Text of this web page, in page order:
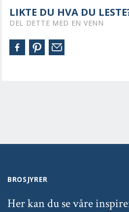
LIKTE DU HVA DU
DEL DETTE MED EN VENN
BROSJYRER
Her kan du se våre